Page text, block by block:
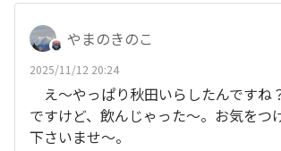
やまのきのこ
2025/11/12 20:24
え～やっぱり秋田いらしたんですね
ですけど、飲んじゃった～。お気をつ
下さいませ～。